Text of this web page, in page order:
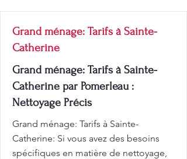
Grand ménage: Tarifs à Sainte-
Catherine
Grand ménage: Tarifs à Sainte-
Catherine par Pomerleau :
Nettoyage Précis
Grand ménage: Tarifs à Sainte-
Catherine: Si vous avez des besoins
spécifiques en matière de nettoyage,